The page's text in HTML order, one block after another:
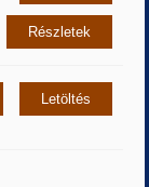
Részletek
Letöltés